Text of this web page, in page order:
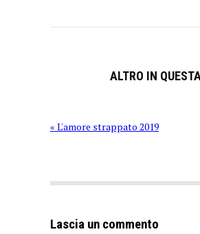
ALTRO IN
« L'amore strappato 2019
Lascia un commento